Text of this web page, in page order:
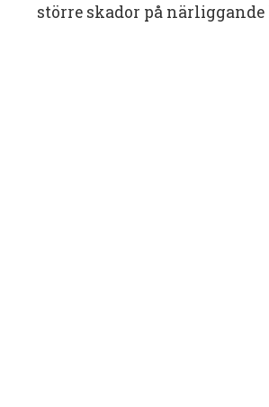
större skador på närliggande